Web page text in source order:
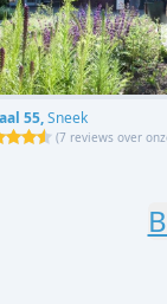
55,Sneek
(7 reviews over